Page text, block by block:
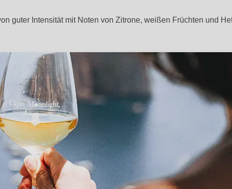
guter Intensität mit Noten von Zitrone, weißen Früchten und